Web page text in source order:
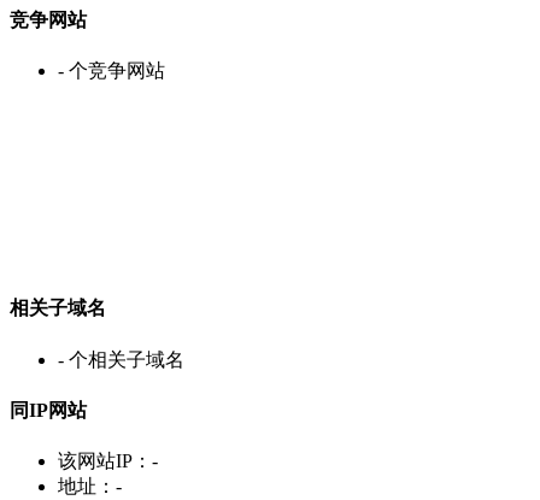
竞争网站
- 个竞争网站
相关子域名
- 个相关子域名
同IP网站
该网站IP： -
地址： -